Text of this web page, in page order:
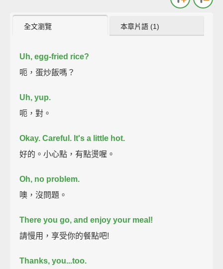
全文瀏覽 本章片語 (1)
Uh, egg-fried rice?
呃，蛋炒飯嗎？
Uh, yup.
呃，對。
Okay. Careful. It's a little hot.
好的。小心點，有點燙喔。
Oh, no problem.
噢，沒問題。
There you go, and enjoy your meal!
請慢用，享受你的餐點吧!
Thanks, you...too.